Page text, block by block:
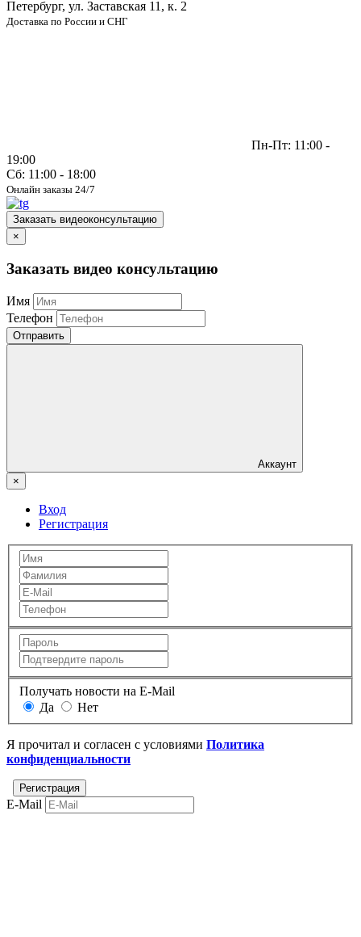
Петербург, ул. Заставская 11, к. 2
Доставка по России и СНГ
Пн-Пт: 11:00 -
19:00
Сб: 11:00 - 18:00
Онлайн заказы 24/7
Заказать видеоконсультацию
×
Заказать видео консультацию
Имя
Телефон
Отправить
Аккаунт
×
Вход
Регистрация
Получать новости на E-Mail
Да
Нет
Я прочитал и согласен с условиями Политика
конфиденциальности
E-Mail